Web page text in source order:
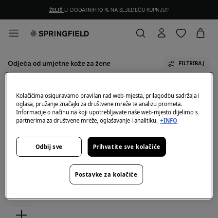
ŽELIŠ LI DODATNIH 10 % NA SLJEDEĆU KUPNJU?
Odjeća od umjetne kože za žene FILTRIRAJ
Za odabranu kategoriju nemamo artikala na skladištu.
Ali bez brige, imamo puno proizvoda koji mogu biti
Vaš izbor.
Odjeća od umjetne kože za žene
Otkrij novu kolekciju Odjeća od umjetne kože za žene.
Kolačićima osiguravamo pravilan rad web-mjesta, prilagodbu sadržaja i
oglasa, pružanje značajki za društvene mreže te analizu prometa.
Informacije o načinu na koji upotrebljavate naše web-mjesto dijelimo s
partnerima za društvene mreže, oglašavanje i analitiku. +INFO
Odbij sve Prihvatite sve kolačiće
Postavke za kolačiće